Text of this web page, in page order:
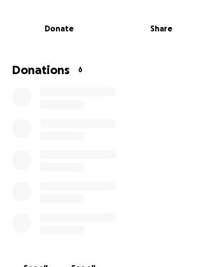
inscribirla en clases de gimnasia… y desde entonces
Más adelante, nos mudamos como familia a Puerto
Donate Share
Donations 6